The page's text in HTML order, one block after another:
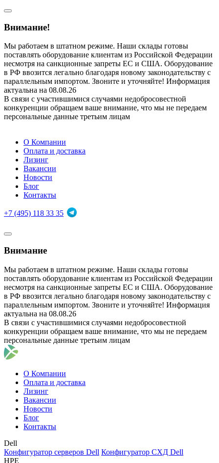
Внимание!
Мы работаем в штатном режиме. Наши склады готовы
поставлять оборудование клиентам из Российской Федерации
несмотря на санкционные запреты ЕС и США. Оборудование
в РФ ввозится легально благодаря новому законодательству с
параллельным импортом. Звоните и уточняйте! Информация
актуальна на 08.08.26
В связи с участившимися случаями недобросовестной
конкуренции обращаем ваше внимание, что мы не передаем
персональные данные третьим лицам
О Компании
Оплата и доставка
Лизинг
Вакансии
Новости
Блог
Контакты
+7 (495) 118 33 35
Внимание
Мы работаем в штатном режиме. Наши склады готовы
поставлять оборудование клиентам из Российской Федерации
несмотря на санкционные запреты ЕС и США. Оборудование
в РФ ввозится легально благодаря новому законодательству с
параллельным импортом. Звоните и уточняйте! Информация
актуальна на 08.08.26
В связи с участившимися случаями недобросовестной
конкуренции обращаем ваше внимание, что мы не передаем
персональные данные третьим лицам
О Компании
Оплата и доставка
Лизинг
Вакансии
Новости
Блог
Контакты
Dell
Конфигуратор серверов Dell Конфигуратор СХД Dell
HPE